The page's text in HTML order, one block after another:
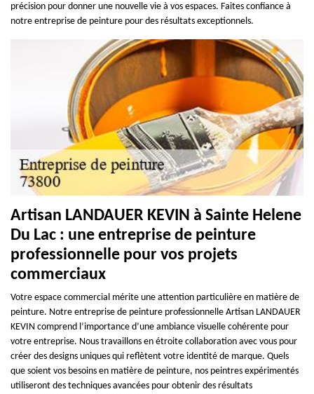
précision pour donner une nouvelle vie à vos espaces. Faites confiance à
notre entreprise de peinture pour des résultats exceptionnels.
Artisan LANDAUER KEVIN à Sainte Helene
Du Lac : une entreprise de peinture
professionnelle pour vos projets
commerciaux
Votre espace commercial mérite une attention particulière en matière de
peinture. Notre entreprise de peinture professionnelle Artisan LANDAUER
KEVIN comprend l’importance d’une ambiance visuelle cohérente pour
votre entreprise. Nous travaillons en étroite collaboration avec vous pour
créer des designs uniques qui reflètent votre identité de marque. Quels
que soient vos besoins en matière de peinture, nos peintres expérimentés
utiliseront des techniques avancées pour obtenir des résultats